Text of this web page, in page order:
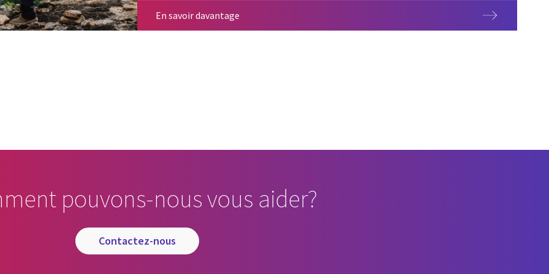
En savoir davantage
on Print
pouvons-nous vous aider?
contactez-nous